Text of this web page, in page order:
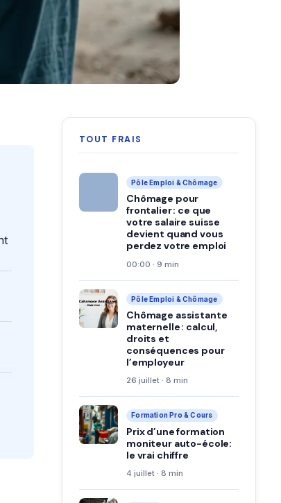
TOUT FRAIS
Pôle Emploi & Chômage
Chômage pour
frontalier : ce que
votre salaire suisse
devient quand vous
perdez votre emploi
00:00 · 9 min
Pôle Emploi & Chômage
Chômage assistante
maternelle : calcul,
droits et
conséquences pour
l’employeur
26 juillet · 8 min
Formation Pro & Cours
Prix d’une formation
moniteur auto-école:
le vrai chiffre
4 juillet · 8 min